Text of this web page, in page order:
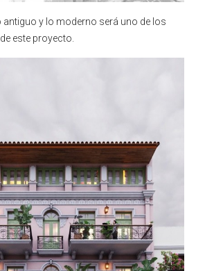
antiguo y lo moderno será uno de los
este proyecto.